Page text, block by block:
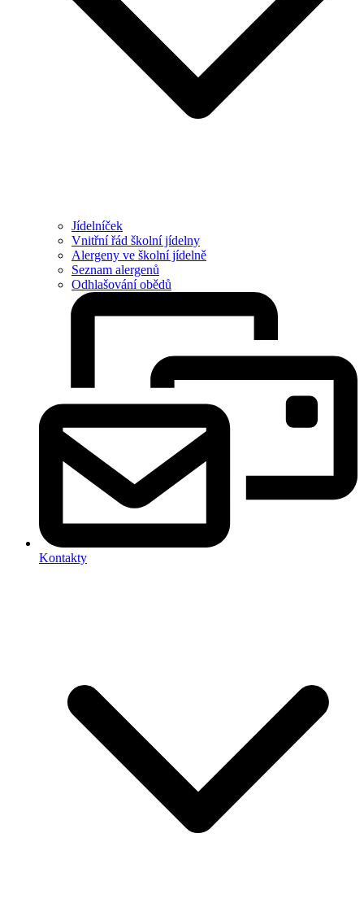
Jídelníček
Vnitřní řád školní jídelny
Alergeny ve školní jídelně
Seznam alergenů
Odhlašování obědů
Kontakty